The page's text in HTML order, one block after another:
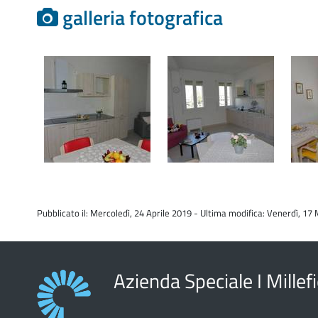
galleria fotografica
Pubblicato il: Mercoledì, 24 Aprile 2019 - Ultima modifica: Venerdì, 17
Azienda Speciale I